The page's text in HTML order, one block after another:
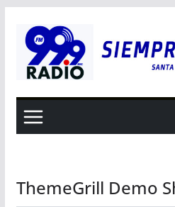
contenido
ThemeGrill Demo